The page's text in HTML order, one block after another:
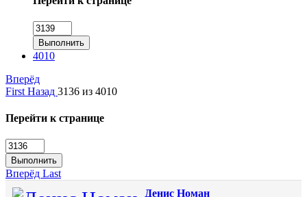
Выполнить
4010
Вперёд
First Назад 3136 из 4010
Перейти к странице
Выполнить
Вперёд Last
Денис Номан